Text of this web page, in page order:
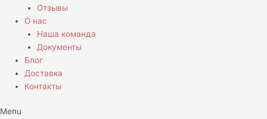
Отзывы
О нас
Наша команда
Документы
Блог
Доставка
Контакты
Menu